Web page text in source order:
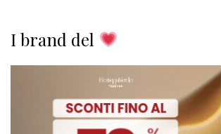
I brand del